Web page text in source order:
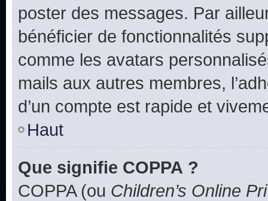
poster des messages. Par
bénéficier de fonctionnalités
comme les avatars
mails aux autres membres,
d’un compte est rapide et
Haut
Que signifie COPPA ?
COPPA (ou Children’s Online